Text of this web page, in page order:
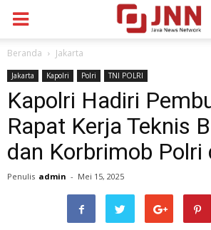
Beranda Jakarta
Jakarta Kapolri Polri TNI POLRI
Kapolri Hadiri
Rapat Kerja Teknis
dan Korbrimob
Penulis admin - Mei 15, 2025